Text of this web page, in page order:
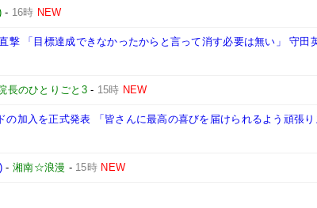
- 16時 NEW
撃 「目標達成できなかったからと言って消す必要は無い」 守田
長のひとりごと3- 15時 NEW
加入を正式発表 「皆さんに最高の喜びを届けられるよう頑張り
-湘南☆浪漫 - 15時 NEW